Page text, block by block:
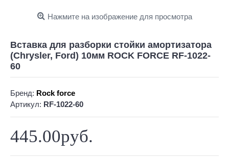
Нажмите на изображение для просмотра
Вставка для разборки стойки амортизатора
(Chrysler, Ford) 10мм ROCK FORCE RF-1022-
60
Бренд: Rock force
Артикул: RF-1022-60
445.00руб.